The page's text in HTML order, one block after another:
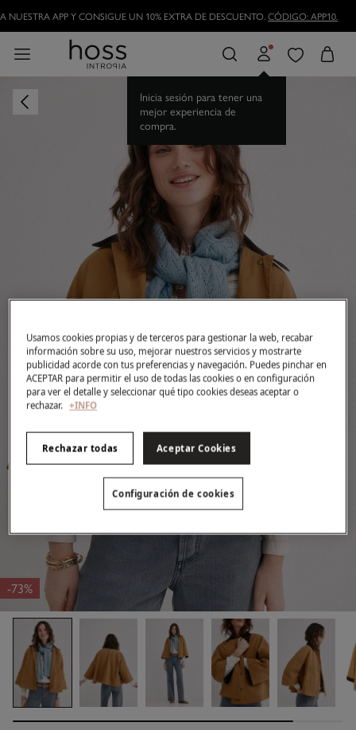
NUESTRA APP Y CONSIGUE UN 10% EXTRA DE DESCUENTO.CÓDIGO: APP10.
Inicia sesión para tener una
mejor experiencia de
compra.
-73%
Usamos cookies propias y de terceros para gestionar la web, recabar
información sobre su uso, mejorar nuestros servicios y mostrarte
publicidad acorde con tus preferencias y navegación. Puedes pinchar en
ACEPTAR para permitir el uso de todas las cookies o en configuración
para ver el detalle y seleccionar qué tipo cookies deseas aceptar o
rechazar. +INFO
Rechazar todas Aceptar Cookies
Configuración de cookies